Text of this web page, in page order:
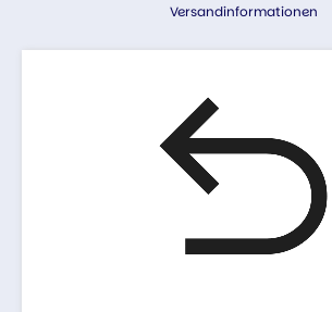
Versandinformationen